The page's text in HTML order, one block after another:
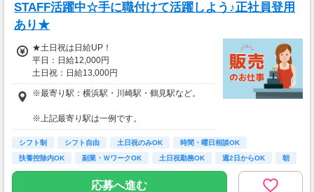
STAFF活躍中☆手に職付けて活躍しよう♪正社員登用
あり★
★土日祝は日給UP！
平日：日給12,000円
土日祝：日給13,000円
※研修2ヶ月間は日給11,000円～
実働7時間で日給12,000円なので1時間あたり1
700円以上！
土日祝は1800円以上！しっかり稼ぎたい方にお
※最寄り駅：横浜駅・川崎駅・鶴見駅など。
※上記最寄り駅は一例です。
勤務地は一都三県（東京・神奈川・千葉・埼
玉）のマンションです。
★直行直帰OK！
シフト制 シフト自由 土日祝のみOK
時間・曜日相談OK
扶養控除内OK
副業・ＷワークOK 土日祝勤務OK 週2日からOK 朝
応募へ進む